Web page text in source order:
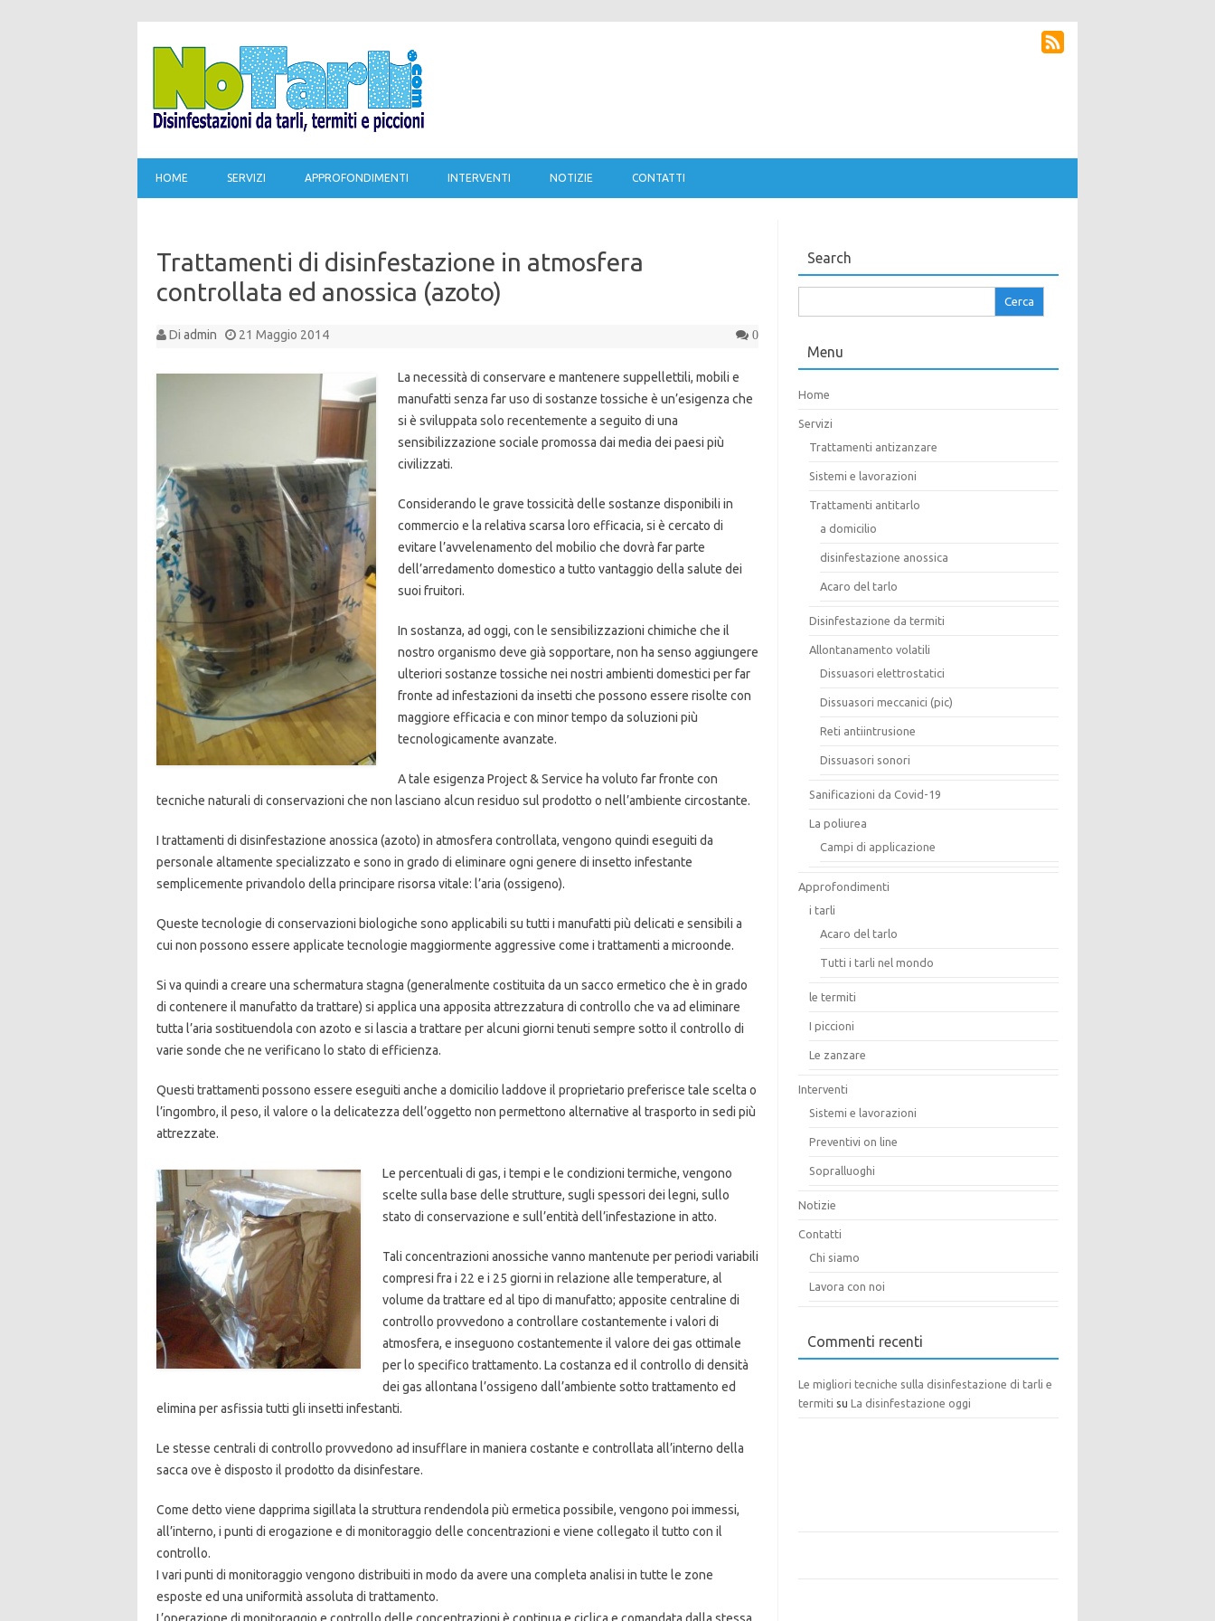
HOME SERVIZI APPROFONDIMENTI INTERVENTI NOTIZIE CONTATTI
Trattamenti di disinfestazione in atmosfera
controllata ed anossica (azoto)
Di admin 21 Maggio 2014 0
La necessità di conservare e mantenere suppellettili, mobili e
manufatti senza far uso di sostanze tossiche è un’esigenza che
si è sviluppata solo recentemente a seguito di una
sensibilizzazione sociale promossa dai media dei paesi più
civilizzati.
Considerando le grave tossicità delle sostanze disponibili in
commercio e la relativa scarsa loro efficacia, si è cercato di
evitare l’avvelenamento del mobilio che dovrà far parte
dell’arredamento domestico a tutto vantaggio della salute dei
suoi fruitori.
In sostanza, ad oggi, con le sensibilizzazioni chimiche che il
nostro organismo deve già sopportare, non ha senso aggiungere
ulteriori sostanze tossiche nei nostri ambienti domestici per far
fronte ad infestazioni da insetti che possono essere risolte con
maggiore efficacia e con minor tempo da soluzioni più
tecnologicamente avanzate.
A tale esigenza Project & Service ha voluto far fronte con
tecniche naturali di conservazioni che non lasciano alcun residuo sul prodotto o nell’ambiente circostante.
I trattamenti di disinfestazione anossica (azoto) in atmosfera controllata, vengono quindi eseguiti da
personale altamente specializzato e sono in grado di eliminare ogni genere di insetto infestante
semplicemente privandolo della principare risorsa vitale: l’aria (ossigeno).
Queste tecnologie di conservazioni biologiche sono applicabili su tutti i manufatti più delicati e sensibili a
cui non possono essere applicate tecnologie maggiormente aggressive come i trattamenti a microonde.
Si va quindi a creare una schermatura stagna (generalmente costituita da un sacco ermetico che è in grado
di contenere il manufatto da trattare) si applica una apposita attrezzatura di controllo che va ad eliminare
tutta l’aria sostituendola con azoto e si lascia a trattare per alcuni giorni tenuti sempre sotto il controllo di
varie sonde che ne verificano lo stato di efficienza.
Questi trattamenti possono essere eseguiti anche a domicilio laddove il proprietario preferisce tale scelta o
l’ingombro, il peso, il valore o la delicatezza dell’oggetto non permettono alternative al trasporto in sedi più
attrezzate.
Le percentuali di gas, i tempi e le condizioni termiche, vengono
scelte sulla base delle strutture, sugli spessori dei legni, sullo
stato di conservazione e sull’entità dell’infestazione in atto.
Tali concentrazioni anossiche vanno mantenute per periodi variabili
compresi fra i 22 e i 25 giorni in relazione alle temperature, al
volume da trattare ed al tipo di manufatto; apposite centraline di
controllo provvedono a controllare costantemente i valori di
atmosfera, e inseguono costantemente il valore dei gas ottimale
per lo specifico trattamento. La costanza ed il controllo di densità
dei gas allontana l’ossigeno dall’ambiente sotto trattamento ed
elimina per asfissia tutti gli insetti infestanti.
Le stesse centrali di controllo provvedono ad insufflare in maniera costante e controllata all’interno della
sacca ove è disposto il prodotto da disinfestare.
Come detto viene dapprima sigillata la struttura rendendola più ermetica possibile, vengono poi immessi,
all’interno, i punti di erogazione e di monitoraggio delle concentrazioni e viene collegato il tutto con il
controllo.
I vari punti di monitoraggio vengono distribuiti in modo da avere una completa analisi in tutte le zone
esposte ed una uniformità assoluta di trattamento.
Search
per:
Menu
Home
Servizi
Trattamenti antizanzare
Sistemi e lavorazioni
Trattamenti antitarlo
a domicilio
disinfestazione anossica
Acaro del tarlo
Disinfestazione da termiti
Allontanamento volatili
Dissuasori elettrostatici
Dissuasori meccanici (pic)
Reti antiintrusione
Dissuasori sonori
Sanificazioni da Covid-19
La poliurea
Campi di applicazione
Approfondimenti
i tarli
Acaro del tarlo
Tutti i tarli nel mondo
le termiti
I piccioni
Le zanzare
Interventi
Sistemi e lavorazioni
Preventivi on line
Sopralluoghi
Notizie
Contatti
Chi siamo
Lavora con noi
Commenti recenti
Le migliori tecniche sulla disinfestazione di tarli e
termiti su La disinfestazione oggi